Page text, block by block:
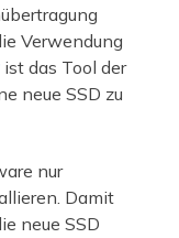
Verwendung
ist das Tool der
neue SSD zu
nur
Damit
neue SSD